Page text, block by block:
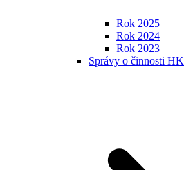
Rok 2025
Rok 2024
Rok 2023
Správy o činnosti HK